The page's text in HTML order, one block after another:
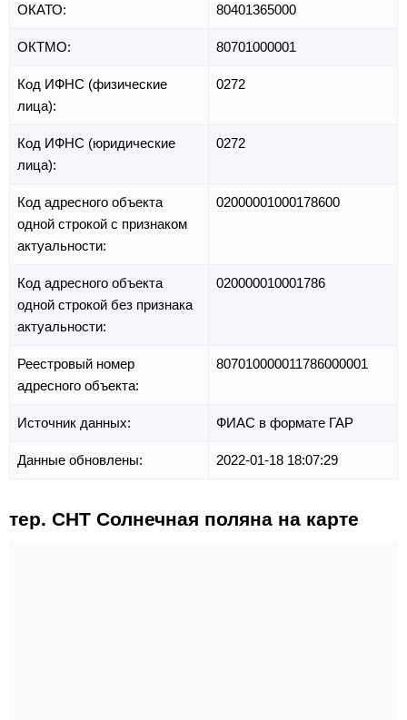
ОКАТО: 80401365000
ОКТМО: 80701000001
Код ИФНС (физические
лица):
0272
Код ИФНС (юридические
лица):
0272
Код адресного объекта
одной строкой с признаком
актуальности:
02000001000178600
Код адресного объекта
одной строкой без признака
актуальности:
020000010001786
Реестровый номер
адресного объекта:
807010000011786000001
Источник данных: ФИАС в формате ГАР
Данные обновлены: 2022-01-18 18:07:29
тер. СНТ Солнечная поляна на карте